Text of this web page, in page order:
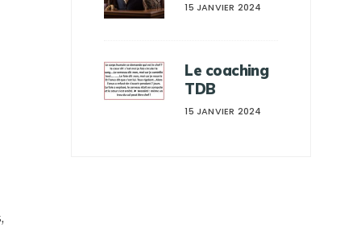
15 JANVIER 2024
Le coaching
TDB
15 JANVIER 2024